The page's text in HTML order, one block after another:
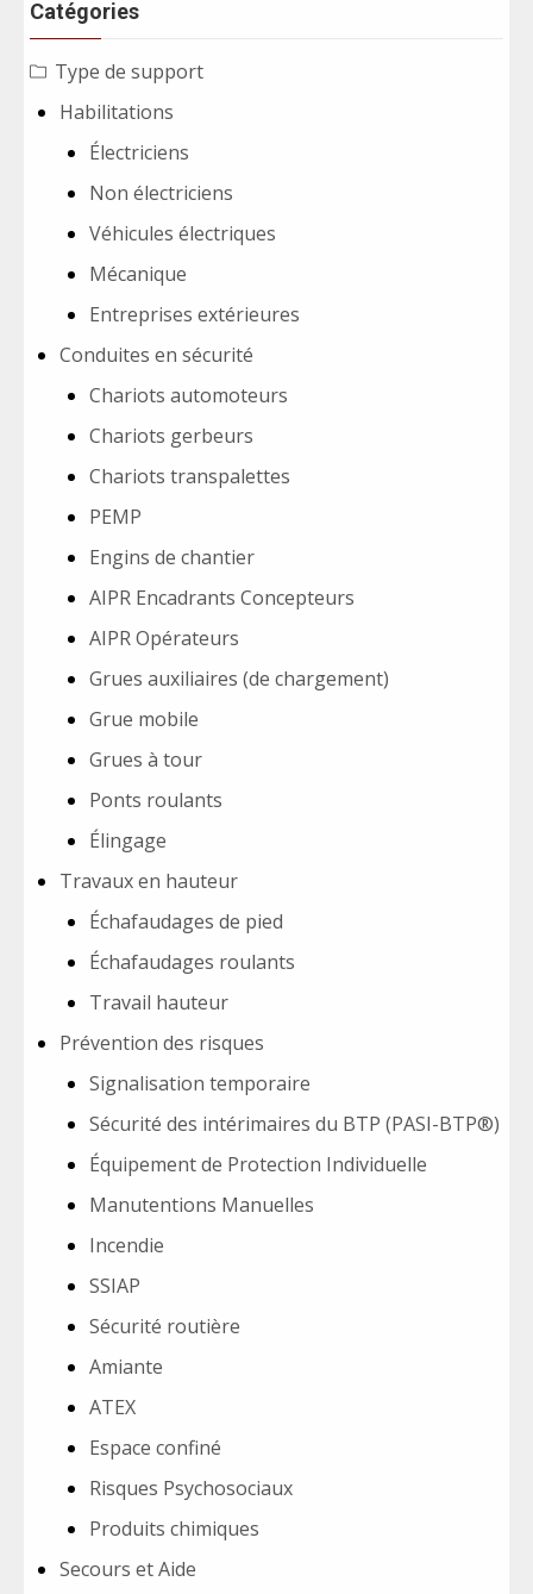
Catégories
Type de support
Habilitations
Électriciens
Non électriciens
Véhicules électriques
Mécanique
Entreprises extérieures
Conduites en sécurité
Chariots automoteurs
Chariots gerbeurs
Chariots transpalettes
PEMP
Engins de chantier
AIPR Encadrants Concepteurs
AIPR Opérateurs
Grues auxiliaires (de chargement)
Grue mobile
Grues à tour
Ponts roulants
Élingage
Travaux en hauteur
Échafaudages de pied
Échafaudages roulants
Travail hauteur
Prévention des risques
Signalisation temporaire
Sécurité des intérimaires du BTP (PASI-BTP®)
Équipement de Protection Individuelle
Manutentions Manuelles
Incendie
SSIAP
Sécurité routière
Amiante
ATEX
Espace confiné
Risques Psychosociaux
Produits chimiques
Secours et Aide